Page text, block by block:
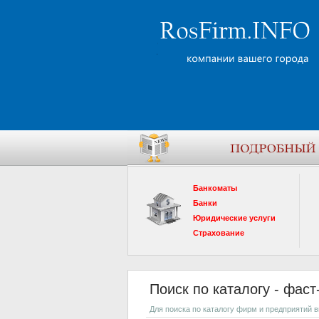
Банкоматы
Банки
Юридические услуги
Страхование
Поиск по каталогу -
Для поиска по каталогу фирм и предприятий